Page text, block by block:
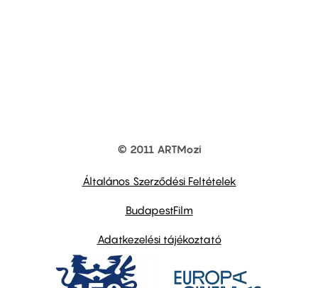
© 2011 ARTMozi
Általános Szerződési Feltételek
BudapestFilm
Adatkezelési tájékoztató